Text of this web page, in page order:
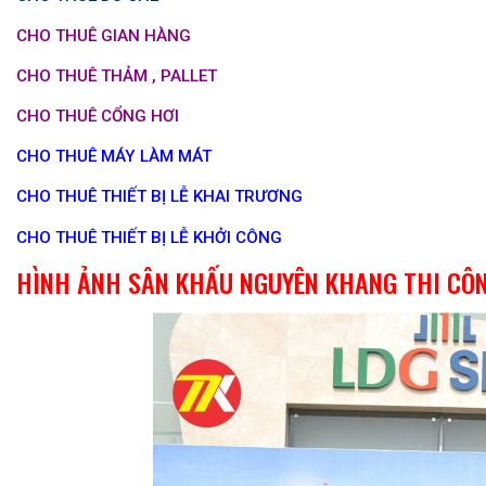
CHO THUÊ GIAN HÀNG
CHO THUÊ THẢM , PALLET
CHO THUÊ CỔNG HƠI
CHO THUÊ MÁY LÀM MÁT
CHO THUÊ THIẾT BỊ LỄ KHAI TRƯƠNG
CHO THUÊ THIẾT BỊ LỄ KHỞI CÔNG
HÌNH ẢNH SÂN KHẤU NGUYÊN KHANG THI